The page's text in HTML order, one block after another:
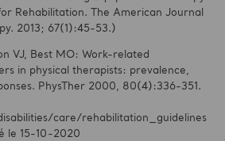
Rehabilitation. The American Journal
2013; 67(1):45-53.)
VJ, Best MO: Work-related
in physical therapists: prevalence,
PhysTher 2000, 80(4):336-351.
care/rehabilitation_guidelines
le 15-10-2020